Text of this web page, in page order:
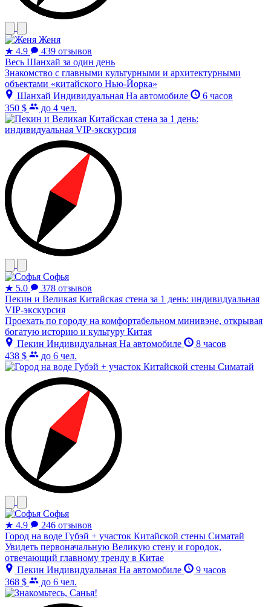
Женя
★ 4.9
439 отзывов
Весь Шанхай за один день
Знакомство с главными культурными и архитектурными
объектами «китайского Нью-Йорка»
Шанхай Индивидуальная На автомобиле
6 часов
350 $
до 4 чел.
Софья
★ 5.0
378 отзывов
Пекин и Великая Китайская стена за 1 день: индивидуальная
VIP-экскурсия
Проехать по городу на комфортабельном минивэне, открывая
богатую историю и культуру Китая
Пекин Индивидуальная На автомобиле
8 часов
438 $
до 6 чел.
Софья
★ 4.9
246 отзывов
Город на воде Губэй + участок Китайской стены Симатай
Увидеть первоначальную Великую стену и городок,
отвечающий главному тренду в Китае
Пекин Индивидуальная На автомобиле
9 часов
368 $
до 6 чел.